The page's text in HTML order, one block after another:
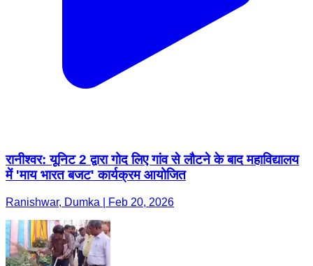
रानीश्वर: यूनिट 2 द्वारा गोद लिए गांव से लौटने के बाद महाविद्यालय
में 'माय भारत बजट' कार्यक्रम आयोजित
Ranishwar, Dumka | Feb 20, 2026